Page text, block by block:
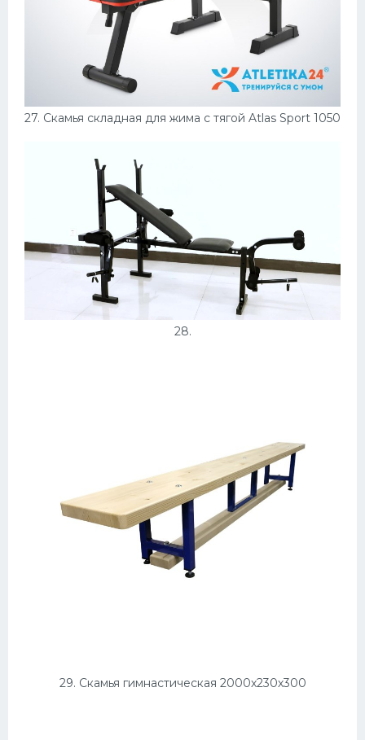
27. Скамья складная для жима с тягой Atlas Sport 1050
28.
29. Скамья гимнастическая 2000х230х300